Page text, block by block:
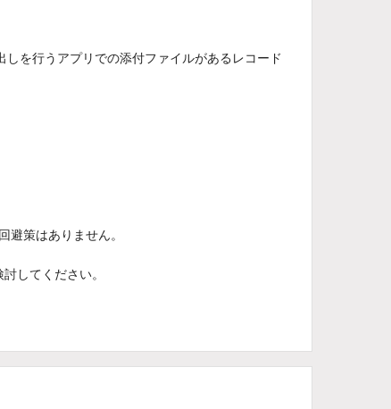
しを行うアプリでの添付ファイルがあるレコード
避策はありません。
してください。